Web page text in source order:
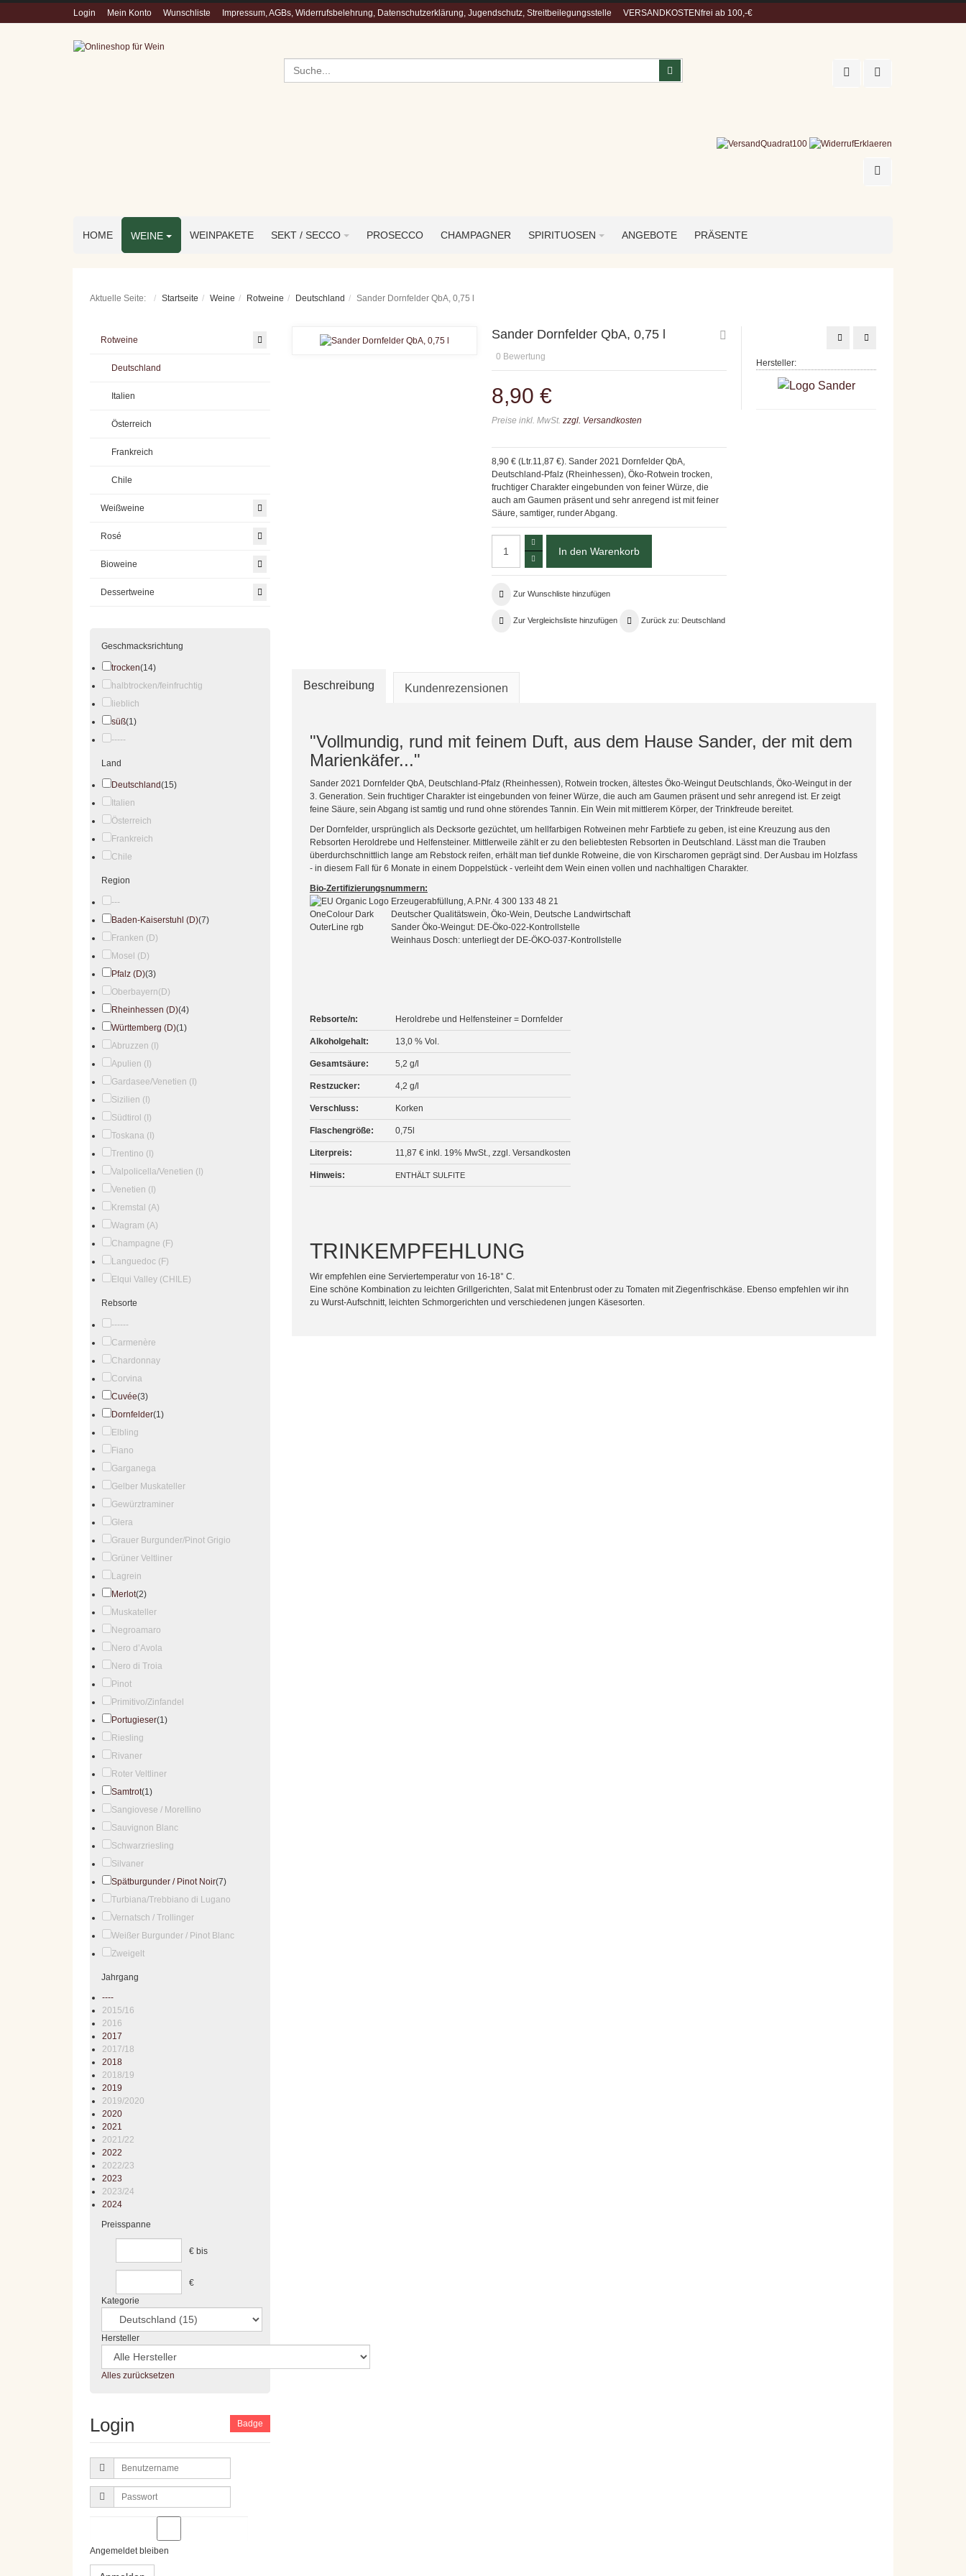
Login Mein Konto Wunschliste Impressum, AGBs, Widerrufsbelehrung, Datenschutzerklärung, Jugendschutz, Streitbeilegungsstelle VERSANDKOSTENfrei ab 100,-€
Suchen
HOME WEINE WEINPAKETE SEKT / SECCO PROSECCO CHAMPAGNER SPIRITUOSEN ANGEBOTE PRÄSENTE
Aktuelle Seite: Startseite Weine Rotweine Deutschland Sander Dornfelder QbA, 0,75 l
Sander Dornfelder QbA, 0,75 l
0 Bewertung
8,90 €
Preise inkl. MwSt. zzgl. Versandkosten
8,90 € (Ltr.11,87 €). Sander 2021 Dornfelder QbA,
Deutschland-Pfalz (Rheinhessen), Öko-Rotwein trocken,
fruchtiger Charakter eingebunden von feiner Würze, die
auch am Gaumen präsent und sehr anregend ist mit feiner
Säure, samtiger, runder Abgang.
Zur Wunschliste hinzufügen
Zur Vergleichsliste hinzufügen Zurück zu: Deutschland
Weingut
0,75
l
l
Hersteller:
Beschreibung Kundenrezensionen
"Vollmundig, rund mit feinem Duft, aus dem Hause Sander, der mit dem
Marienkäfer..."
Sander 2021 Dornfelder QbA, Deutschland-Pfalz (Rheinhessen), Rotwein trocken, ältestes Öko-Weingut Deutschlands, Öko-Weingut in der
3. Generation. Sein fruchtiger Charakter ist eingebunden von feiner Würze, die auch am Gaumen präsent und sehr anregend ist. Er zeigt
feine Säure, sein Abgang ist samtig und rund ohne störendes Tannin. Ein Wein mit mittlerem Körper, der Trinkfreude bereitet.
Der Dornfelder, ursprünglich als Decksorte gezüchtet, um hellfarbigen Rotweinen mehr Farbtiefe zu geben, ist eine Kreuzung aus den
Rebsorten Heroldrebe und Helfensteiner. Mittlerweile zählt er zu den beliebtesten Rebsorten in Deutschland. Lässt man die Trauben
überdurchschnittlich lange am Rebstock reifen, erhält man tief dunkle Rotweine, die von Kirscharomen geprägt sind. Der Ausbau im Holzfass
- in diesem Fall für 6 Monate in einem Doppelstück - verleiht dem Wein einen vollen und nachhaltigen Charakter.
Bio-Zertifizierungsnummern:
Erzeugerabfüllung, A.P.Nr. 4 300 133 48 21
Deutscher Qualitätswein, Öko-Wein, Deutsche Landwirtschaft
Sander Öko-Weingut: DE-Öko-022-Kontrollstelle
Weinhaus Dosch: unterliegt der DE-ÖKO-037-Kontrollstelle
Rebsorte/n: Heroldrebe und Helfensteiner = Dornfelder
Alkoholgehalt: 13,0 % Vol.
Gesamtsäure: 5,2 g/l
Restzucker: 4,2 g/l
Verschluss: Korken
Flaschengröße: 0,75l
Literpreis: 11,87 € inkl. 19% MwSt., zzgl. Versandkosten
Hinweis: ENTHÄLT SULFITE
TRINKEMPFEHLUNG
Wir empfehlen eine Serviertemperatur von 16-18° C.
Eine schöne Kombination zu leichten Grillgerichten, Salat mit Entenbrust oder zu Tomaten mit Ziegenfrischkäse. Ebenso empfehlen wir ihn
zu Wurst-Aufschnitt, leichten Schmorgerichten und verschiedenen jungen Käsesorten.
Rotweine
Deutschland
Italien
Österreich
Frankreich
Chile
Weißweine
Rosé
Bioweine
Dessertweine
Geschmacksrichtung
trocken(14)
halbtrocken/feinfruchtig
lieblich
süß(1)
-----
Land
Deutschland(15)
Italien
Österreich
Frankreich
Chile
Region
---
Baden-Kaiserstuhl (D)(7)
Franken (D)
Mosel (D)
Pfalz (D)(3)
Oberbayern(D)
Rheinhessen (D)(4)
Württemberg (D)(1)
Abruzzen (I)
Apulien (I)
Gardasee/Venetien (I)
Sizilien (I)
Südtirol (I)
Toskana (I)
Trentino (I)
Valpolicella/Venetien (I)
Venetien (I)
Kremstal (A)
Wagram (A)
Champagne (F)
Languedoc (F)
Elqui Valley (CHILE)
Rebsorte
------
Carmenère
Chardonnay
Corvina
Cuvée(3)
Dornfelder(1)
Elbling
Fiano
Garganega
Gelber Muskateller
Gewürztraminer
Glera
Grauer Burgunder/Pinot Grigio
Grüner Veltliner
Lagrein
Merlot(2)
Muskateller
Negroamaro
Nero d’Avola
Nero di Troia
Pinot
Primitivo/Zinfandel
Portugieser(1)
Riesling
Rivaner
Roter Veltliner
Samtrot(1)
Sangiovese / Morellino
Sauvignon Blanc
Schwarzriesling
Silvaner
Spätburgunder / Pinot Noir(7)
Turbiana/Trebbiano di Lugano
Vernatsch / Trollinger
Weißer Burgunder / Pinot Blanc
Zweigelt
Jahrgang
----
2015/16
2016
2017
2017/18
2018
2018/19
2019
2019/2020
2020
2021
2021/22
2022
2022/23
2023
2023/24
2024
Preisspanne
€ bis
€
Kategorie
Hersteller
Alles zurücksetzen
Login
Benutzername
Passwort
Angemeldet bleiben
Badge